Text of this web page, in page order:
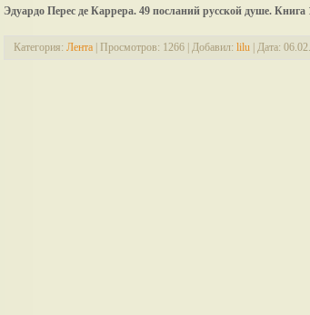
Эдуардо Перес де Каррера. 49 посланий русской душе. Книга
Категория: Лента Просмотров: 1266 Добавил: lilu Дата: